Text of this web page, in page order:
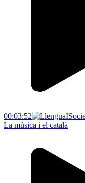
00:03:52
La música i el català